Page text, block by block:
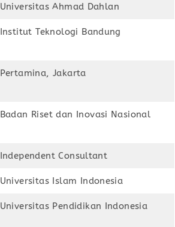
Universitas Ahmad Dahlan
Institut Teknologi Bandung
Pertamina, Jakarta
Badan Riset dan Inovasi Nasional
Independent Consultant
Universitas Islam Indonesia
Universitas Pendidikan Indonesia